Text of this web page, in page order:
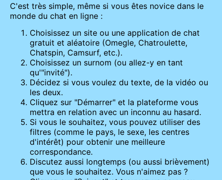
C'est très simple, même si vous êtes novice dans le
monde du chat en ligne :
Choisissez un site ou une application de chat
gratuit et aléatoire (Omegle, Chatroulette,
Chatspin, Camsurf, etc.).
Choisissez un surnom (ou allez-y en tant
qu'"invité").
Décidez si vous voulez du texte, de la vidéo ou
les deux.
Cliquez sur "Démarrer" et la plateforme vous
mettra en relation avec un inconnu au hasard.
Si vous le souhaitez, vous pouvez utiliser des
filtres (comme le pays, le sexe, les centres
d'intérêt) pour obtenir une meilleure
correspondance.
Discutez aussi longtemps (ou aussi brièvement)
que vous le souhaitez. Vous n'aimez pas ?